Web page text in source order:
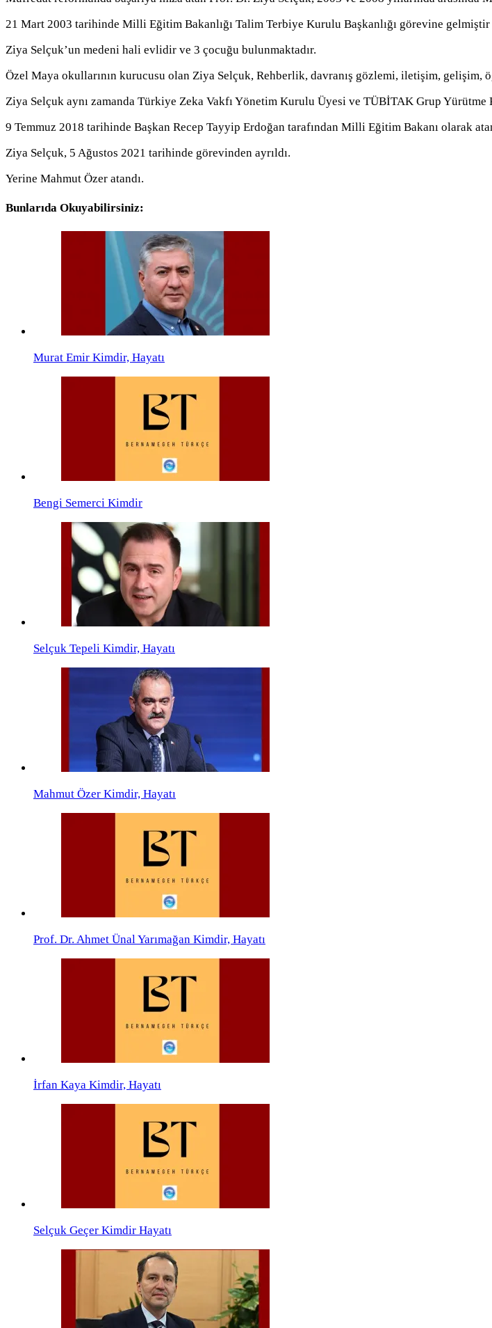
21 Mart 2003 tarihinde Milli Eğitim Bakanlığı Talim Terbiye Kurulu Başkanlığı görevine gelmiştir
Ziya Selçuk’un medeni hali evlidir ve 3 çocuğu bulunmaktadır.
Özel Maya okullarının kurucusu olan Ziya Selçuk, Rehberlik, davranış gözlemi, iletişim, gelişim,
Ziya Selçuk aynı zamanda Türkiye Zeka Vakfı Yönetim Kurulu Üyesi ve TÜBİTAK Grup
9 Temmuz 2018 tarihinde Başkan Recep Tayyip Erdoğan tarafından Milli Eğitim Bakanı olarak
Ziya Selçuk, 5 Ağustos 2021 tarihinde görevinden ayrıldı.
Yerine Mahmut Özer atandı.
Bunlarıda Okuyabilirsiniz:
Murat Emir Kimdir, Hayatı
Bengi Semerci Kimdir
Selçuk Tepeli Kimdir, Hayatı
Mahmut Özer Kimdir, Hayatı
Prof. Dr. Ahmet Ünal Yarımağan Kimdir, Hayatı
İrfan Kaya Kimdir, Hayatı
Selçuk Geçer Kimdir Hayatı